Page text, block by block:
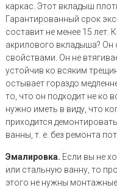
каркас. Этот вкладыш
Гарантированный срок
составит не менее 15 лет.
акрилового вкладыша? Он
свойствами. Он не
устойчив ко всяким
остывает гораздо
то, что он подходит не ко
нужно иметь в виду, что
приходится
ванны, т. е. без ремонта
Эмалировка. Если вы не
или стальную ванну, то
этого не нужны